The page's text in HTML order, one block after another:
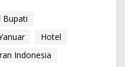
Bupati
Hotel
Indonesia